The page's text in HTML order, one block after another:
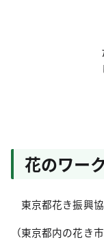
谷市場
の皆さん
花のワー
東京都花き振興
（東京都内の花き